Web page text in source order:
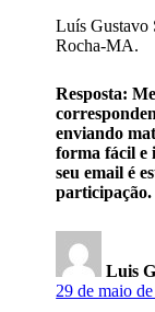
Luís Gustavo
Rocha-MA.
Resposta:
enviando
forma fácil e
seu email é
participação.
Luis
29 de maio